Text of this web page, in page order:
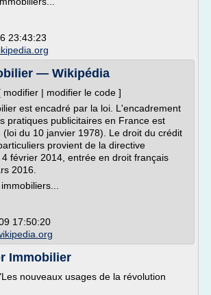
23:43:23
— Wikipédia
| modifier le code ]
est encadré par la loi. L'encadrement
pratiques publicitaires en France est
du 10 janvier 1978). Le droit du crédit
provient de la directive
février 2014, entrée en droit français
2016.
17:50:20
Immobilier
nouveaux usages de la révolution